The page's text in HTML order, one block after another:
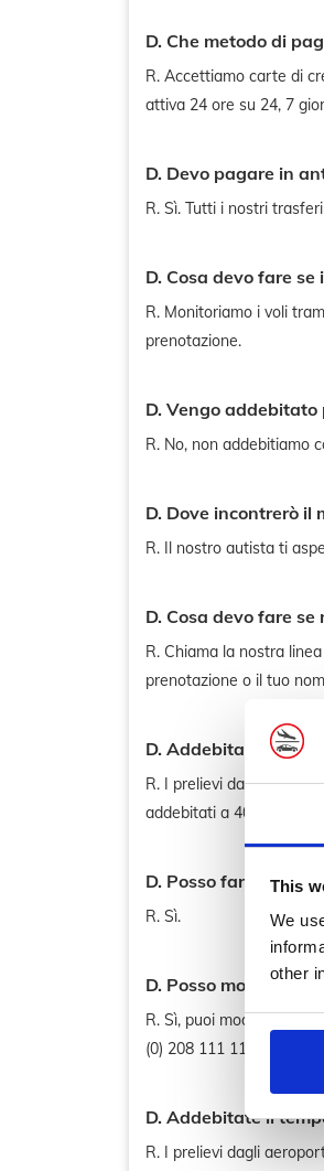
This
We
other
D. Che metodo di
R. Accettiamo carte di
attiva 24 ore su 24, 7
D. Devo pagare in
R. Sì. Tutti i nostri
D. Cosa devo fare
R. Monitoriamo i voli
prenotazione.
D. Vengo
R. No, non addebitiamo
D. Dove incontrerò il
R. Il nostro autista ti
D. Cosa devo fare
R. Chiama la nostra
prenotazione o il tuo
D. Addebitate il
R. I prelievi dagli
addebitati a 40p al
D. Posso fare una
R. Sì.
D. Posso modificare
R. Sì, puoi modificare la
(0) 208 111 1104.
D. Addebitate il
R. I prelievi dagli